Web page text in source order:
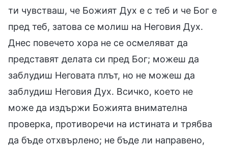
ти чувстваш, че Божият Дух е с теб и че Бог е
пред теб, затова се молиш на Неговия Дух.
Днес повечето хора не се осмеляват да
представят делата си пред Бог; можеш да
заблудиш Неговата плът, но не можеш да
заблудиш Неговия Дух. Всичко, което не
може да издържи Божията внимателна
проверка, противоречи на истината и трябва
да бъде отхвърлено; не бъде ли направено,